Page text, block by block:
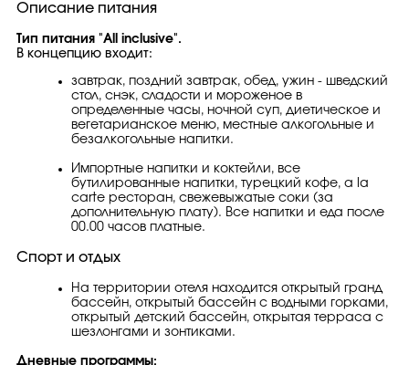
Описание питания
Тип питания "All inclusive".
В концепцию входит:
завтрак, поздний завтрак, обед, ужин - шведский
стол, снэк, сладости и мороженое в
определенные часы, ночной суп, диетическое и
вегетарианское меню, местные алкогольные и
безалкогольные напитки.
Импортные напитки и коктейли, все
бутилированные напитки, турецкий кофе, a la
carte ресторан, свежевыжатые соки (за
дополнительную плату). Все напитки и еда после
00.00 часов платные.
Спорт и отдых
На территории отеля находится открытый гранд
бассейн, oткрытый бассейн с водными горками,
oткрытый детский бассейн, открытая терраса с
шезлонгами и зонтиками.
Дневные программы: